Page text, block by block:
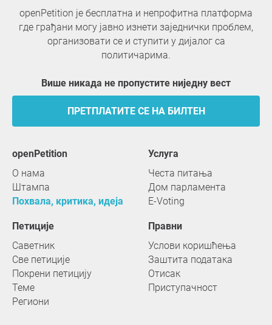
openPetition је бесплатна и непрофитна платформа
где грађани могу јавно изнети заједнички проблем,
организовати се и ступити у дијалог са
политичарима.
Више никада не пропустите ниједну вест
ПРЕТПЛАТИТЕ СЕ НА БИЛТЕН
openPetition
О нама
Штампа
Похвала, критика, идеја
услуга
Честа питања
Дом парламента
E-Voting
Петиције
Саветник
Све петиције
Покрени петицију
Теме
Региони
Правни
Услови коришћења
Заштита података
Отисак
Приступачност